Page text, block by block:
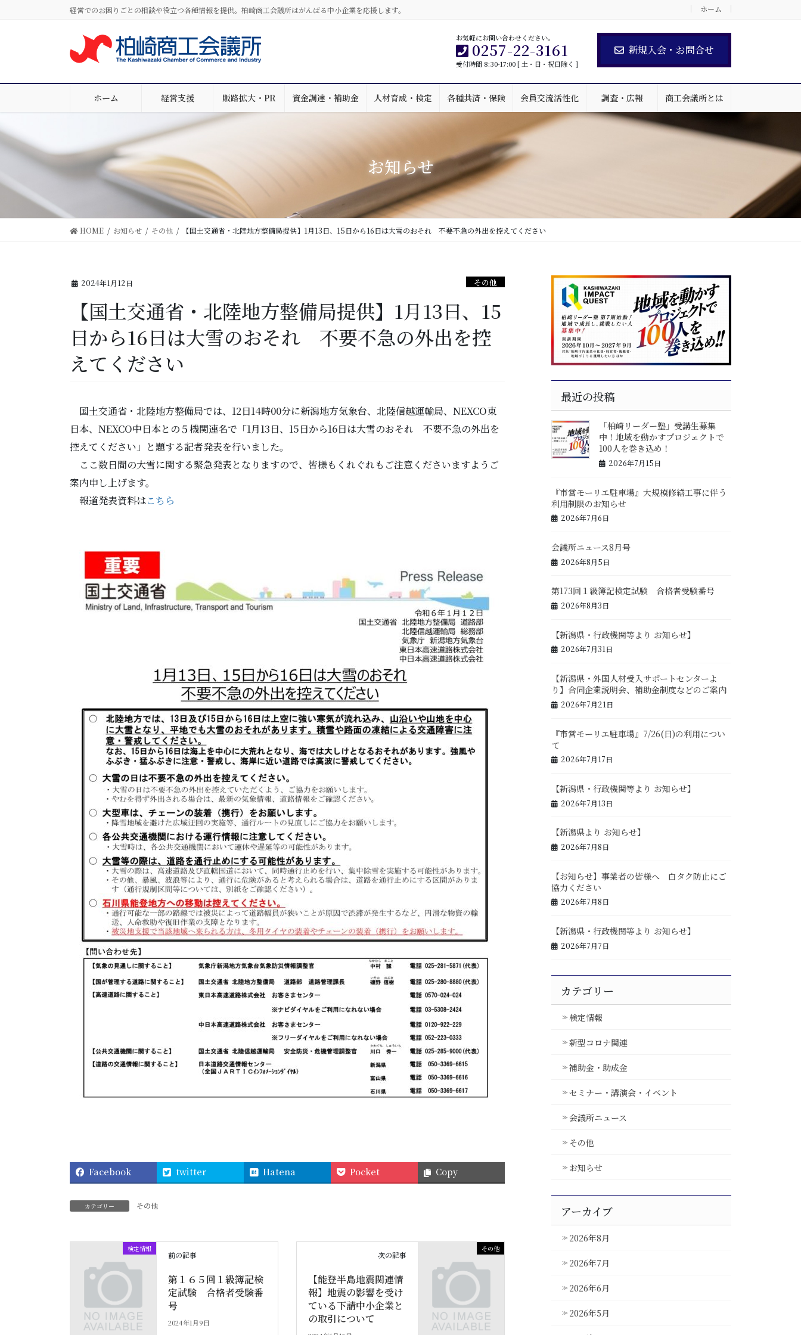
動
経営でのお困りごとの相談や役立つ各種情報を提供。柏崎商工会議所はがんばる中小企業を応援します。 ホーム
お気軽にお問い合わせください。
0257-22-3161
受付時間 8:30-17:00 [ 土・日・祝日除く ]
新規入会・お問合せ
ホーム 経営支援 販路拡大・PR 資金調達・補助金 人材育成・検定 各種共済・保険 会員交流活性化 調査・広報 商工会議所とは
お知らせ
HOME お知らせ その他 【国土交通省・北陸地方整備局提供】1月13日、15日から16日は大雪のおそれ 不要不急の外出を控えてください
2024年1月12日 その他
【国土交通省・北陸地方整備局提供】1月13日、15
日から16日は大雪のおそれ 不要不急の外出を控
えてください
国土交通省・北陸地方整備局では、12日14時00分に新潟地方気象台、北陸信越運輸局、NEXCO東
日本、NEXCO中日本との５機関連名で「1月13日、15日から16日は大雪のおそれ 不要不急の外出を
控えてください」と題する記者発表を行いました。
ここ数日間の大雪に関する緊急発表となりますので、皆様もくれぐれもご注意くださいますようご
案内申し上げます。
報道発表資料はこちら
Facebook twitter Hatena Pocket Copy
カテゴリー その他
検定情報
前の記事
第１６５回１級簿記検
定試験 合格者受験番
号
2024年1月9日
その他
次の記事
【能登半島地震関連情
報】地震の影響を受け
ている下請中小企業と
の取引について
最近の投稿
「柏崎リーダー塾」受講生募集
中！地域を動かすプロジェクトで
100人を巻き込め！
2026年7月15日
『市営モーリエ駐車場』大規模修繕工事に伴う
利用制限のお知らせ
2026年7月6日
会議所ニュース8月号
2026年8月5日
第173回１級簿記検定試験 合格者受験番号
2026年8月3日
【新潟県・行政機関等より お知らせ】
2026年7月31日
【新潟県・外国人材受入サポートセンターよ
り】合同企業説明会、補助金制度などのご案内
2026年7月21日
『市営モーリエ駐車場』7/26(日)の利用につい
て
2026年7月17日
【新潟県・行政機関等より お知らせ】
2026年7月13日
【新潟県より お知らせ】
2026年7月8日
【お知らせ】事業者の皆様へ 白タク防止にご
協力ください
2026年7月8日
【新潟県・行政機関等より お知らせ】
2026年7月7日
カテゴリー
検定情報
新型コロナ関連
補助金・助成金
セミナー・講演会・イベント
会議所ニュース
その他
お知らせ
アーカイブ
2026年8月
2026年7月
2026年6月
2026年5月